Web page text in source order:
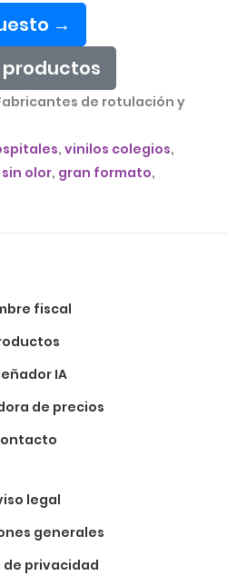
→
de rotulación y
, vinilos colegios,
olor, gran formato,
fiscal
IA
de precios
legal
generales
de privacidad